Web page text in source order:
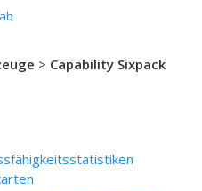
> Capability Sixpack